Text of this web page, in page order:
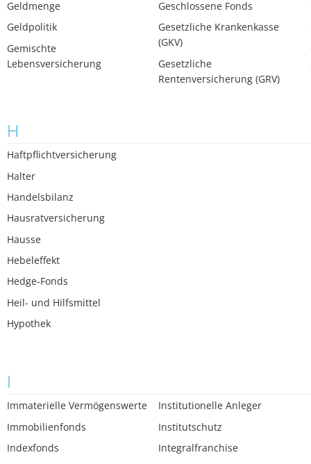
Geldmenge
Geldpolitik
Gemischte
Lebensversicherung
Geschlossene Fonds
Gesetzliche Krankenkasse
(GKV)
Gesetzliche
Rentenversicherung (GRV)
H
Haftpflichtversicherung
Halter
Handelsbilanz
Hausratversicherung
Hausse
Hebeleffekt
Hedge-Fonds
Heil- und Hilfsmittel
Hypothek
I
Immaterielle Vermögenswerte
Immobilienfonds
Indexfonds
Institutionelle Anleger
Institutschutz
Integralfranchise